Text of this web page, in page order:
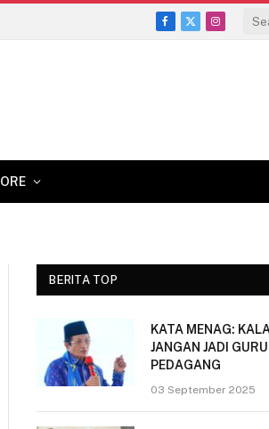
Facebook
X
BERITA TOP
KATA MENAG:
JANGAN JADI
PEDAGANG
03 September 2025